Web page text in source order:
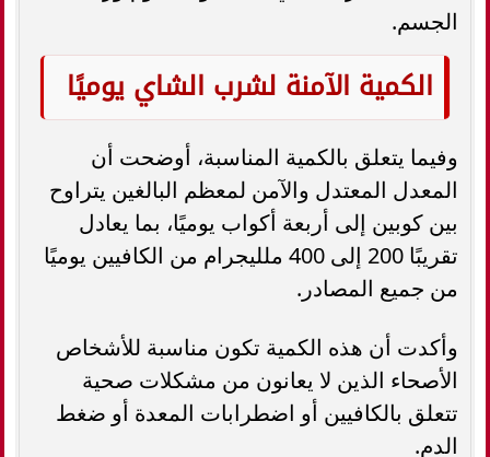
الجسم.
الكمية الآمنة لشرب الشاي يوميًا
وفيما يتعلق بالكمية المناسبة، أوضحت أن
المعدل المعتدل والآمن لمعظم البالغين يتراوح
بين كوبين إلى أربعة أكواب يوميًا، بما يعادل
تقريبًا 200 إلى 400 ملليجرام من الكافيين يوميًا
من جميع المصادر.
وأكدت أن هذه الكمية تكون مناسبة للأشخاص
الأصحاء الذين لا يعانون من مشكلات صحية
تتعلق بالكافيين أو اضطرابات المعدة أو ضغط
الدم.